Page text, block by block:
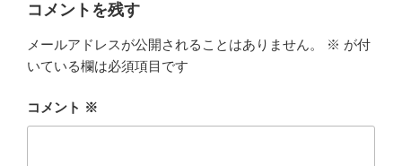
コメントを残す
メールアドレスが公開されることはありません。 ※ が付
いている欄は必須項目です
コメント ※